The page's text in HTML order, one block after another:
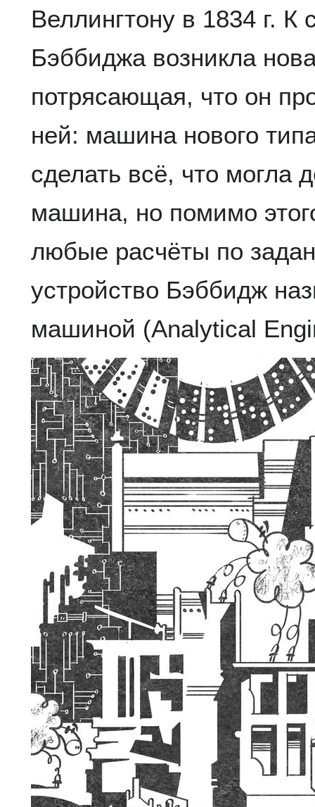
Веллингтону в 1834 г.
Бэббиджа возникла
потрясающая, что он
ней: машина нового
сделать всё, что могла
машина, но помимо
любые расчёты по
устройство Бэббидж
машиной (Analytical